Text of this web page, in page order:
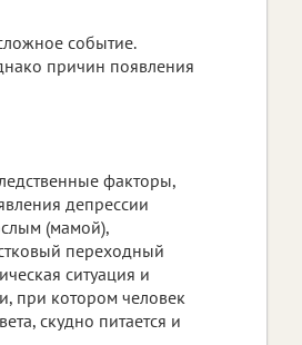
событие.
причин появления
факторы,
депрессии
(мамой),
переходный
ситуация и
при котором человек
скудно питается и